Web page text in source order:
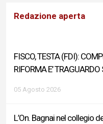
Redazione aperta
FISCO, TESTA (FDI):
RIFORMA E’
05 Agosto 2026
L’On. Bagnai nel collegio